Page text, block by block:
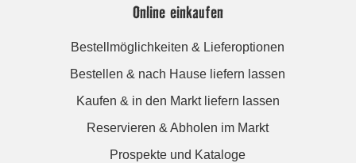
Online einkaufen
Bestellmöglichkeiten & Lieferoptionen
Bestellen & nach Hause liefern lassen
Kaufen & in den Markt liefern lassen
Reservieren & Abholen im Markt
Prospekte und Kataloge